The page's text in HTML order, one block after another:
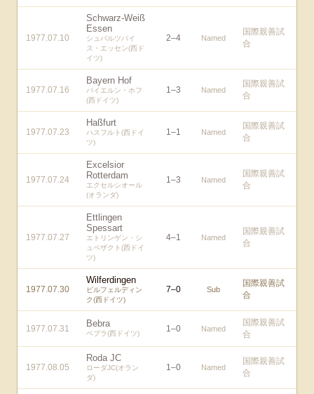
1977.07.10
Schwarz-Weiß
Essen
シュバルツバイ
ス・エッセン(西ド
イツ)
2–4 Named
国際親善試
合
1977.07.16
Bayern Hof
バイエルン・ホフ
(西ドイツ)
1–3 Named
国際親善試
合
1977.07.23
Haßfurt
ハスフルト(西ドイ
ツ)
1–1 Named
国際親善試
合
1977.07.24
Excelsior
Rotterdam
エクセルシオール
(オランダ)
1–3 Named
国際親善試
合
1977.07.27
Ettlingen
Spessart
エトリンゲン・シ
ュペザクト(西ドイ
ツ)
4–1 Named
国際親善試
合
1977.07.30
Wilferdingen
ビルフェルディン
ク(西ドイツ)
7–0 Sub
国際親善試
合
1977.07.31 Bebra
ベブラ(西ドイツ) 1–0 Named
国際親善試
合
1977.08.05
Roda JC
ローダJC(オラン
ダ)
1–0 Named
国際親善試
合